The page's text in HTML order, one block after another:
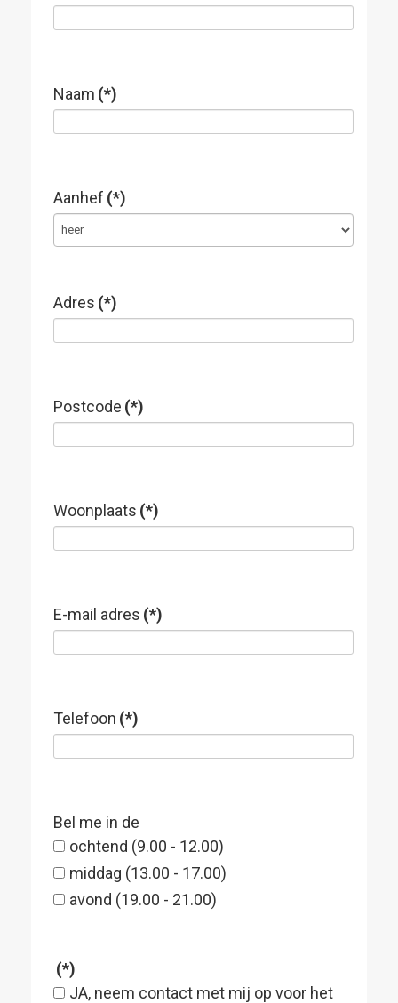
Naam (*)
Aanhef (*)
Adres (*)
Postcode (*)
Woonplaats (*)
E-mail adres (*)
Telefoon (*)
Bel me in de
ochtend (9.00 - 12.00)
middag (13.00 - 17.00)
avond (19.00 - 21.00)
(*)
JA, neem contact met mij op voor het